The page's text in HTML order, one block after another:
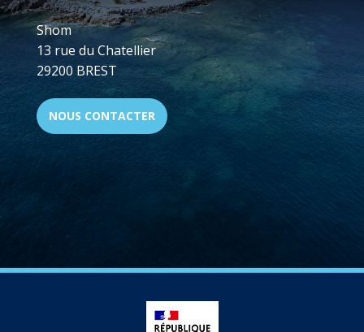
Shom
13 rue du Chatellier
29200 BREST
NOUS CONTACTER